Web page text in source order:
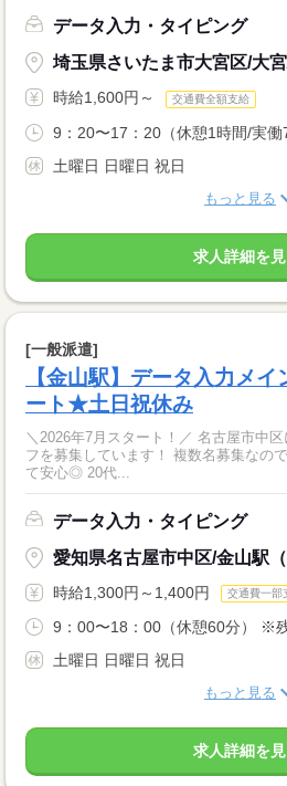
データ入力・タイピング
埼玉県さいたま市大宮区/大宮
時給1,600円～ 交通費全額支給
9：20〜17：20（休憩1時間/実働
土曜日 日曜日 祝日
もっと見る
求人詳細を
[一般派遣]
【金山駅】データ入力メ
ート★土日祝休み
＼2026年7月スタート！／ 名古屋市中区にある企業で、 事務スタッ
フを募集しています！ 複数名募集なので、 同時スタートの仲間もい
て安心◎ 20代...
データ入力・タイピング
愛知県名古屋市中区/金山駅（
時給1,300円～1,400円 交通費一部
9：00〜18：00（休憩60分） ※
土曜日 日曜日 祝日
もっと見る
求人詳細を